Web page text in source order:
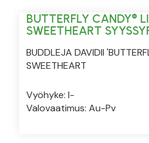
BUTTERFLY CANDY®
SWEETHEART
BUDDLEJA DAVIDII
SWEETHEART
Vyöhyke: I-
Valovaatimus: Au-Pv